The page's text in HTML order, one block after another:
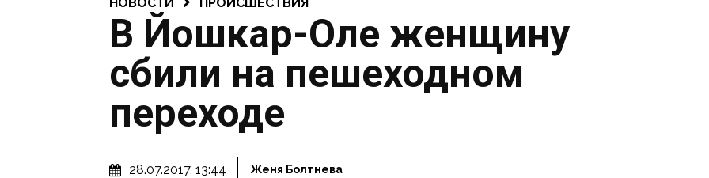
В Йошкар-Оле женщину
сбили на пешеходном
переходе
28.07.2017, 13:44 Женя Болтнева